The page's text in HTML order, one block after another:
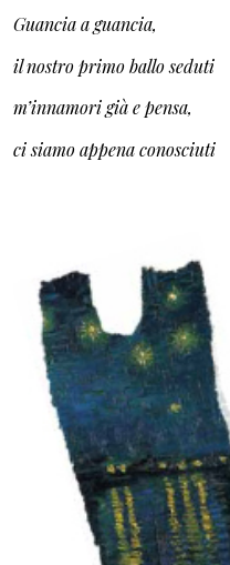
Guancia a guancia,
il nostro primo ballo seduti
m’innamori già e pensa,
ci siamo appena conosciuti